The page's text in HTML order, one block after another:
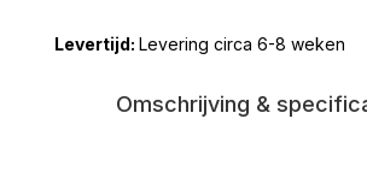
aantal
Levering circa 6-8 weken
Omschrijving &